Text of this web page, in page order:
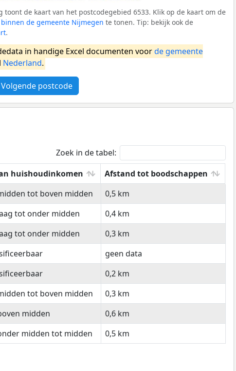
toont de kaart van het postcodegebied 6533. Klik op de kaart om de
de gemeente Nijmegen te tonen. Tip: bekijk ook de
.
in handige Excel documenten voorde gemeente
Nederland.
Volgende postcode
Zoek in de tabel:
huishoudinkomen
Afstand tot boodschappen
huishoudinkomen Afstand tot boodschappen
tot boven midden
0,5 km
tot onder midden
0,4 km
tot onder midden
0,3 km
geen data
0,2 km
tot boven midden
0,3 km
midden
0,6 km
midden tot midden 0,5 km